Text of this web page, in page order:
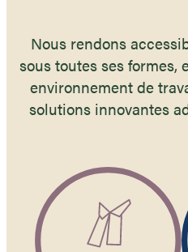
Nous rendons
sous toutes ses formes,
environnement de
solutions innovantes